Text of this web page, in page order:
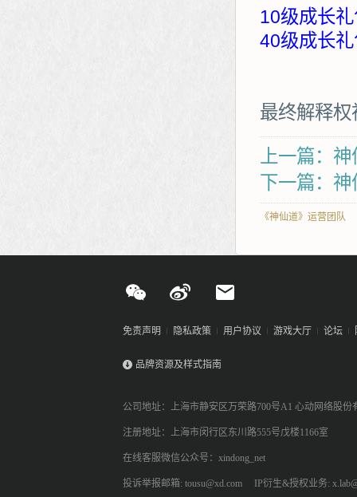
10级成长
40级成长
最终解释
上一篇：
下一篇：
《神仙道》运营团队
免责声明 隐私政策 用户协议 游戏大厅 论坛
品牌资源及样式指南
公司地址：上海市静安区万荣路700号A1 心动网络股份
注册地址：上海市闵行区东川路555号戊楼1166室
在线客服微信公众号：xindong_net
投诉举报邮箱: tousu@xd.com IP衍生&授权业务: